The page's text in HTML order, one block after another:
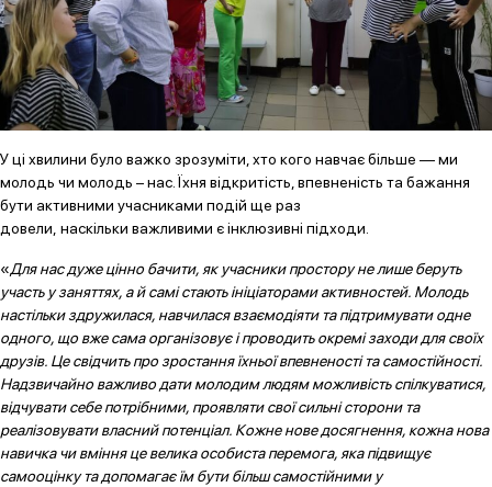
У ці хвилини було важко зрозуміти, хто кого навчає більше — ми
молодь чи молодь – нас. Їхня відкритість, впевненість та бажання
бути активними учасниками подій ще раз
довели, наскільки важливими є інклюзивні підходи.
«Для нас дуже цінно бачити, як учасники простору не лише беруть
участь у заняттях, а й самі стають ініціаторами активностей. Молодь
настільки здружилася, навчилася взаємодіяти та підтримувати одне
одного, що вже сама організовує і проводить окремі заходи для своїх
друзів. Це свідчить про зростання їхньої впевненості та самостійності.
Надзвичайно важливо дати молодим людям можливість спілкуватися,
відчувати себе потрібними, проявляти свої сильні сторони та
реалізовувати власний потенціал. Кожне нове досягнення, кожна нова
навичка чи вміння це велика особиста перемога, яка підвищує
самооцінку та допомагає їм бути більш самостійними у